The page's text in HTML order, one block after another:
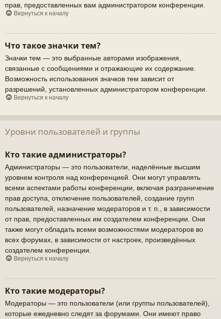
прав, предоставленных вам администратором конференции.
Вернуться к началу
Что такое значки тем?
Значки тем — это выбранные авторами изображения,
связанные с сообщениями и отражающие их содержание.
Возможность использования значков тем зависит от
разрешений, установленных администратором конференции.
Вернуться к началу
Уровни пользователей и группы
Кто такие администраторы?
Администраторы — это пользователи, наделённые высшим
уровнем контроля над конференцией. Они могут управлять
всеми аспектами работы конференции, включая разграничение
прав доступа, отключение пользователей, создание групп
пользователей, назначение модераторов и т. п., в зависимости
от прав, предоставленных им создателем конференции. Они
также могут обладать всеми возможностями модераторов во
всех форумах, в зависимости от настроек, произведённых
создателем конференции.
Вернуться к началу
Кто такие модераторы?
Модераторы — это пользователи (или группы пользователей),
которые ежедневно следят за форумами. Они имеют право